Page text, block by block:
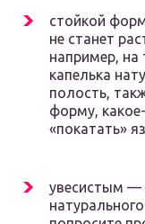
стойкой
не станет
например, на
капелька
полость,
форму,
«покатать»
увесистым —